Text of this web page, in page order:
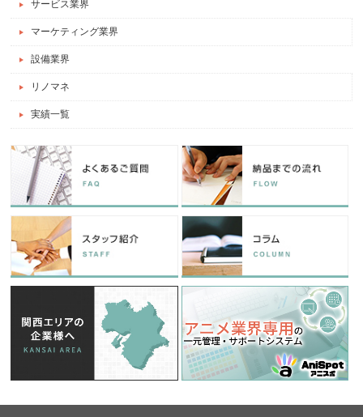
サービス業界
マーケティング業界
設備業界
リノマネ
実績一覧